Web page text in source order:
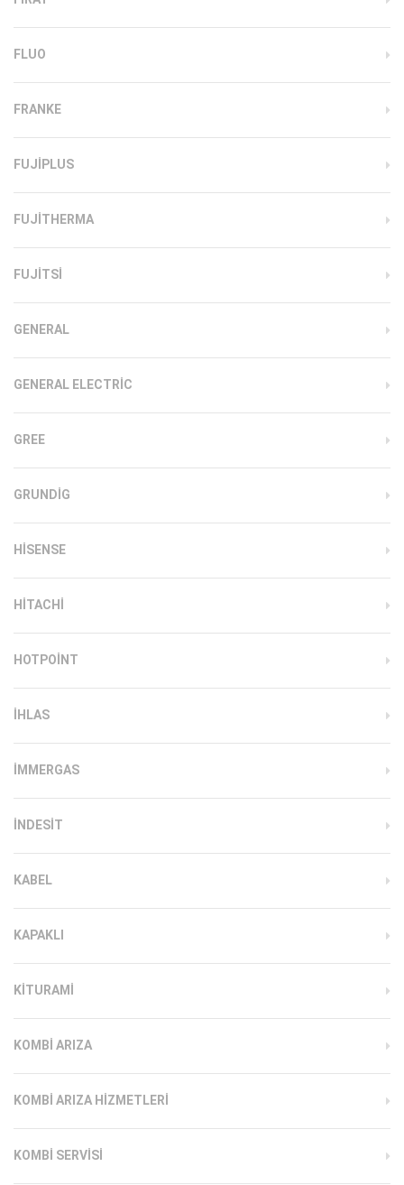
FLUO
FRANKE
FUJIPLUS
FUJITHERMA
FUJITSI
GENERAL
GENERAL ELECTRIC
GREE
GRUNDIG
HISENSE
HITACHI
HOTPOINT
IHLAS
İMMERGAS
INDESIT
KABEL
KAPAKLI
KITURAMI
KOMBI ARIZA
KOMBI ARIZA HIZMETLERI
KOMBI SERVISI